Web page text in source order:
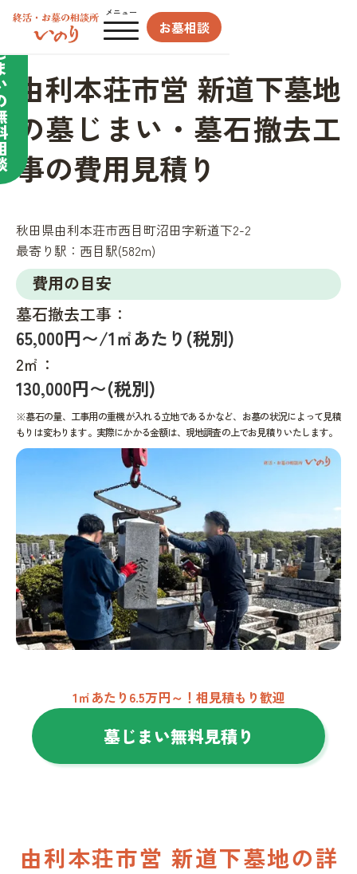
メニュー
お墓相談
由利本荘市営 新道下墓地
の墓じまい・墓石撤去工
事の費用見積り
秋田県由利本荘市西目町沼田字新道下2-2
最寄り駅： 西目駅(582m)
費用の目安
墓石撤去工事：
65,000円〜/1㎡あたり(税別)
2㎡：
130,000円〜(税別)
※墓石の量、工事用の重機が入れる立地であるかなど、お墓の状況によって見積
もりは変わります。実際にかかる金額は、現地調査の上でお見積りいたします。
1㎡あたり6.5万円～！相見積もり歓迎
墓じまい無料見積り
由利本荘市営 新道下墓地の詳